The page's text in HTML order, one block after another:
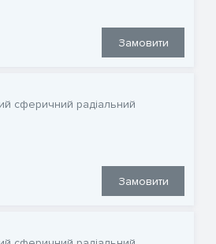
Замовити
сферичний радіальний
Замовити